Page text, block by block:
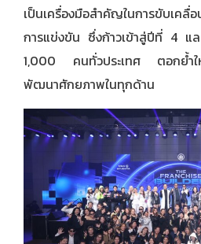
เป็นเครื่องมือสำคัญในการขับเคลื่
การแข่งขัน ซึ่งก้าวเข้าสู่ปีที่ 4 แล
1,000 คนทั่วประเทศ ตอกย้ำให้
พัฒนาศักยภาพในทุกด้าน